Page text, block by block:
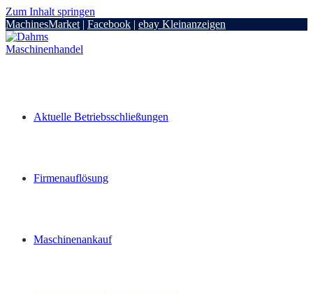
Zum Inhalt springen
MachinesMarket | Facebook | ebay Kleinanzeigen
Aktuelle Betriebsschließungen
Firmenauflösung
Maschinenankauf